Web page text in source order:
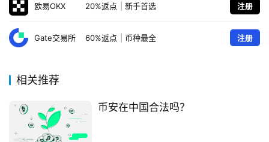
欧易OKX 20%返点 新手首选 注册
Gate交易所 60%返点 币种最全 注册
相关推荐
币安在中国合法吗？